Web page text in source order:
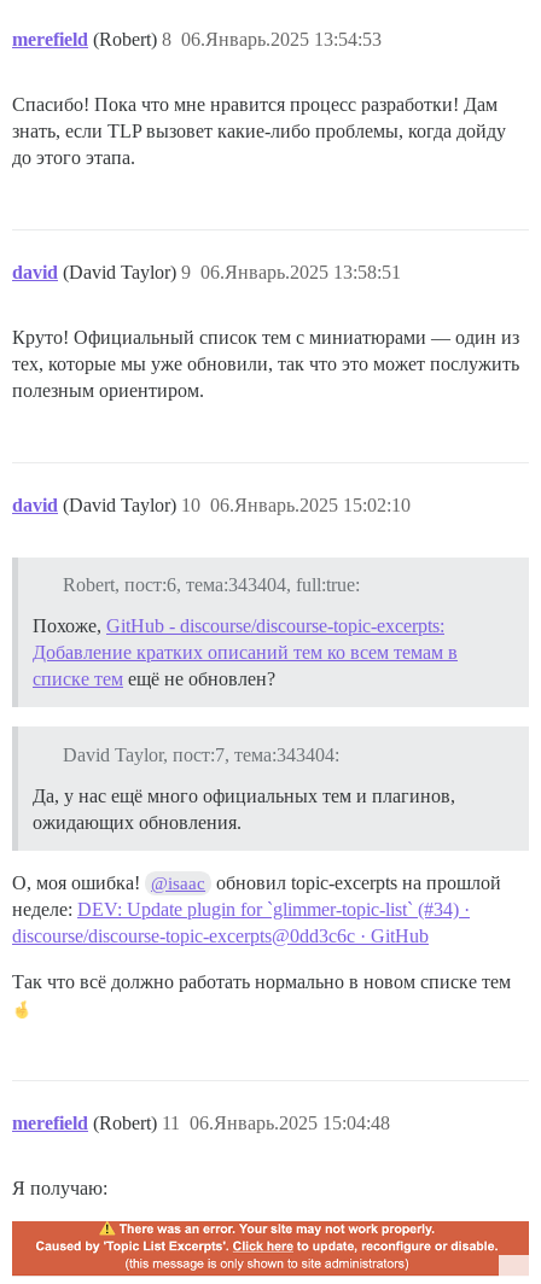
merefield (Robert) 06.Январь.2025 13:54:53
8
Спасибо! Пока что мне нравится процесс разработки! Дам
знать, если TLP вызовет какие-либо проблемы, когда дойду
до этого этапа.
david (David Taylor) 06.Январь.2025 13:58:51
9
Круто! Официальный список тем с миниатюрами — один из
тех, которые мы уже обновили, так что это может послужить
полезным ориентиром.
david (David Taylor) 06.Январь.2025 15:02:10
10
Robert, пост:6, тема:343404, full:true:
Похоже, GitHub - discourse/discourse-topic-excerpts:
Добавление кратких описаний тем ко всем темам в
списке тем ещё не обновлен?
David Taylor, пост:7, тема:343404:
Да, у нас ещё много официальных тем и плагинов,
ожидающих обновления.
О, моя ошибка! @isaac
обновил topic-excerpts на прошлой
неделе: DEV: Update plugin for `glimmer-topic-list` (#34) ·
discourse/discourse-topic-excerpts@0dd3c6c · GitHub
Так что всё должно работать нормально в новом списке тем
merefield (Robert) 06.Январь.2025 15:04:48
11
Я получаю: